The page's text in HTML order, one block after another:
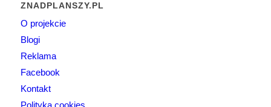
ZNADPLANSZY.PL
O projekcie
Blogi
Reklama
Facebook
Kontakt